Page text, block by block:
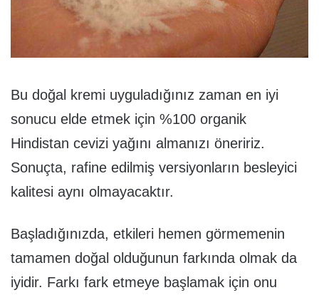
Bu doğal kremi ​​uyguladığınız zaman en iyi
sonucu elde etmek için %100 organik
Hindistan cevizi yağını almanızı öneririz.
Sonuçta, rafine edilmiş versiyonların besleyici
kalitesi aynı olmayacaktır.
Başladığınızda, etkileri hemen görmemenin
tamamen doğal olduğunun farkında olmak da
iyidir. Farkı fark etmeye başlamak için onu